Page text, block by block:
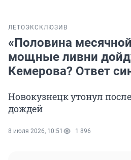
ЛЕТОЭКСКЛЮЗИВ
«Половина
мощные ливни
Кемерова? Ответ
Новокузнецк утонул
дождей
8 июля 2026, 10:51 1 896